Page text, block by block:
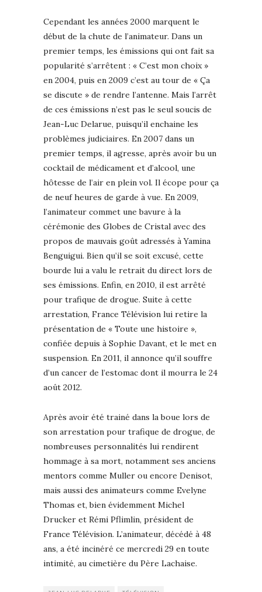
Cependant les années 2000 marquent le
début de la chute de l’animateur. Dans un
premier temps, les émissions qui ont fait sa
popularité s’arrêtent : « C’est mon choix »
en 2004, puis en 2009 c’est au tour de « Ça
se discute » de rendre l’antenne. Mais l’arrêt
de ces émissions n’est pas le seul soucis de
Jean-Luc Delarue, puisqu’il enchaine les
problèmes judiciaires. En 2007 dans un
premier temps, il agresse, après avoir bu un
cocktail de médicament et d’alcool, une
hôtesse de l’air en plein vol. Il écope pour ça
de neuf heures de garde à vue. En 2009,
l’animateur commet une bavure à la
cérémonie des Globes de Cristal avec des
propos de mauvais goût adressés à Yamina
Benguigui. Bien qu’il se soit excusé, cette
bourde lui a valu le retrait du direct lors de
ses émissions. Enfin, en 2010, il est arrêté
pour trafique de drogue. Suite à cette
arrestation, France Télévision lui retire la
présentation de « Toute une histoire »,
confiée depuis à Sophie Davant, et le met en
suspension. En 2011, il annonce qu’il souffre
d’un cancer de l’estomac dont il mourra le 24
août 2012.
Après avoir été trainé dans la boue lors de
son arrestation pour trafique de drogue, de
nombreuses personnalités lui rendirent
hommage à sa mort, notamment ses anciens
mentors comme Muller ou encore Denisot,
mais aussi des animateurs comme Evelyne
Thomas et, bien évidemment Michel
Drucker et Rémi Pflimlin, président de
France Télévision. L’animateur, décédé à 48
ans, a été incinéré ce mercredi 29 en toute
intimité, au cimetière du Père Lachaise.